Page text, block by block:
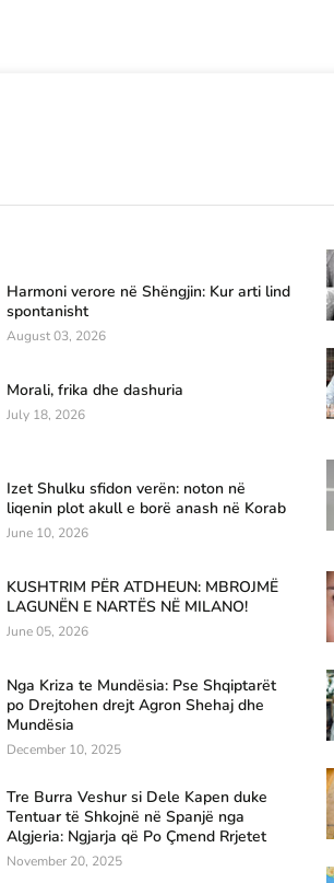
Harmoni verore në Shëngjin: Kur arti lind
spontanisht
August 03, 2026
Morali, frika dhe dashuria
July 18, 2026
Izet Shulku sfidon verën: noton në
liqenin plot akull e borë anash në Korab
June 10, 2026
KUSHTRIM PËR ATDHEUN: MBROJMË
LAGUNËN E NARTËS NË MILANO!
June 05, 2026
Nga Kriza te Mundësia: Pse Shqiptarët
po Drejtohen drejt Agron Shehaj dhe
Mundësia
December 10, 2025
Tre Burra Veshur si Dele Kapen duke
Tentuar të Shkojnë në Spanjë nga
Algjeria: Ngjarja që Po Çmend Rrjetet
November 20, 2025